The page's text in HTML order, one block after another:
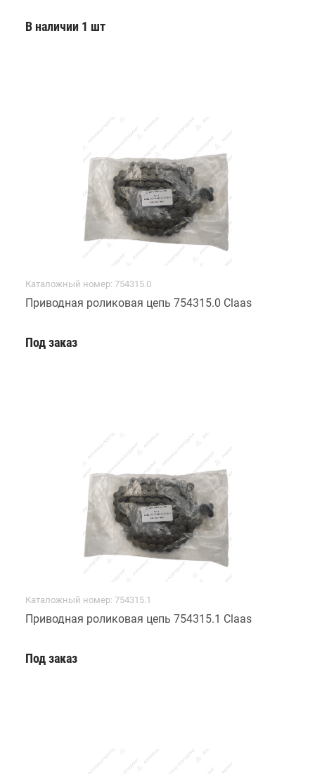
В наличии 1 шт
Каталожный номер: 754315.0
Приводная роликовая цепь 754315.0 Claas
Под заказ
Каталожный номер: 754315.1
Приводная роликовая цепь 754315.1 Claas
Под заказ